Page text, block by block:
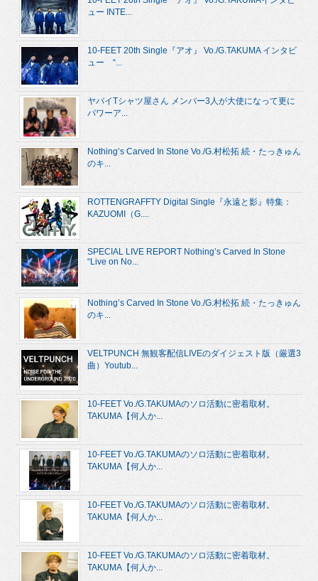
ュー INTE...
10-FEET 20th Single『アオ』 Vo./G.TAKUMA インタビ
ュー “...
ヤバイTシャツ屋さん メンバー3人が大使になって更に
パワーア...
Nothing’s Carved In Stone Vo./G.村松拓 続・たっきゅん
のキ...
ROTTENGRAFFTY Digital Single『永遠と影』特集：
KAZUOMI（G....
SPECIAL LIVE REPORT Nothing’s Carved In Stone
“Live on No...
Nothing’s Carved In Stone Vo./G.村松拓 続・たっきゅん
のキ...
VELTPUNCH 無観客配信LIVEのダイジェスト版（厳選3
曲）Youtub...
10-FEET Vo./G.TAKUMAのソロ活動に密着取材。
TAKUMA【何人か...
10-FEET Vo./G.TAKUMAのソロ活動に密着取材。
TAKUMA【何人か...
10-FEET Vo./G.TAKUMAのソロ活動に密着取材。
TAKUMA【何人か...
10-FEET Vo./G.TAKUMAのソロ活動に密着取材。
TAKUMA【何人か...